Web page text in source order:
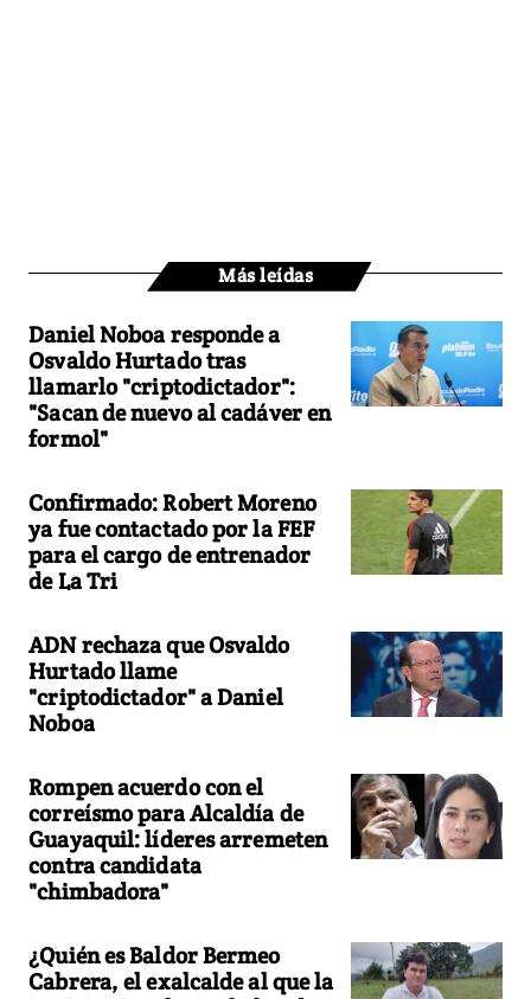
Más leídas
Daniel Noboa responde a
Osvaldo Hurtado tras
llamarlo "criptodictador":
"Sacan de nuevo al cadáver en
formol"
Confirmado: Robert Moreno
ya fue contactado por la FEF
para el cargo de entrenador
de La Tri
ADN rechaza que Osvaldo
Hurtado llame
"criptodictador" a Daniel
Noboa
Rompen acuerdo con el
correísmo para Alcaldía de
Guayaquil: líderes arremeten
contra candidata
"chimbadora"
¿Quién es Baldor Bermeo
Cabrera, el exalcalde al que la